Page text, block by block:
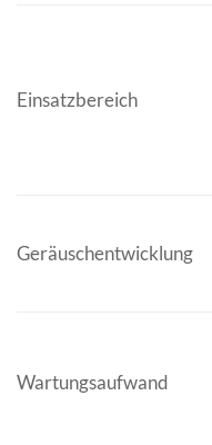
Einsatzbereich
Geräuschentwicklung
Wartungsaufwand